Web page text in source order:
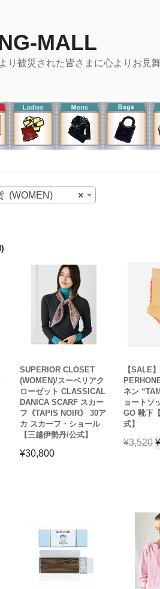
MALL
り被災された皆さまに心よりお見
×
(WOMEN)
SUPERIOR CLOSET
(WOMEN)/スーペリアク
ローゼット CLASSICAL
DANICA SCARF スカー
フ《TAPIS NOIR》 30ア
カ スカーフ・ショール
【三越伊勢丹/公式】
¥30,800
【SALE
ネン
ョートソ
GO 靴下
式】
¥3,520 ¥